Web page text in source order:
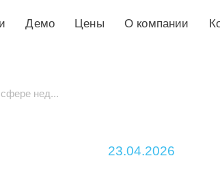
Демо Цены О компании
нед...
23.04.2026